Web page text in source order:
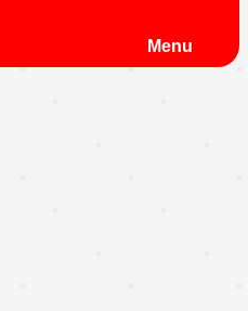
Menu